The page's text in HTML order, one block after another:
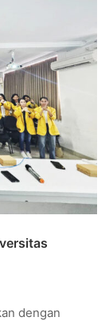
dengan